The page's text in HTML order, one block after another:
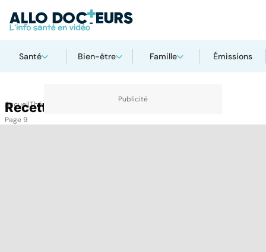
Santé Bien-être Famille Émissions
AccueilThématiques
Recettes
Page 9